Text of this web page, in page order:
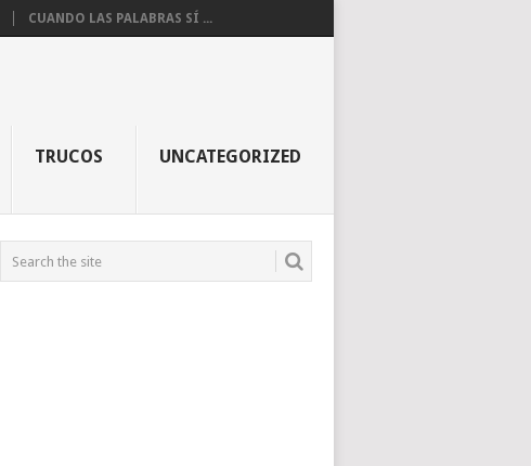
CUANDO LAS PALABRAS SÍ ...
TRUCOS UNCATEGORIZED